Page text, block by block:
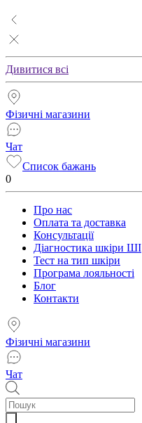
Дивитися всі
Фізичні магазини
Чат
Список бажань
0
Про нас
Оплата та доставка
Консультації
Діагностика шкіри ШІ
Тест на тип шкіри
Програма лояльності
Блог
Контакти
Фізичні магазини
Чат
Пошук
товарів